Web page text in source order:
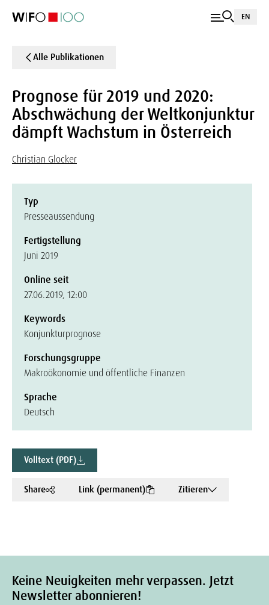
EN
Alle Publikationen
Prognose für 2019 und 2020:
Abschwächung der Weltkonjunktur
dämpft Wachstum in Österreich
Christian Glocker
Typ
Presseaussendung
Fertigstellung
Juni 2019
Online seit
27.06.2019, 12:00
Keywords
Konjunkturprognose
Forschungsgruppe
Makroökonomie und öffentliche Finanzen
Sprache
Deutsch
Volltext (PDF)
Share Link (permanent) Zitieren
Keine Neuigkeiten mehr verpassen. Jetzt
Newsletter abonnieren!